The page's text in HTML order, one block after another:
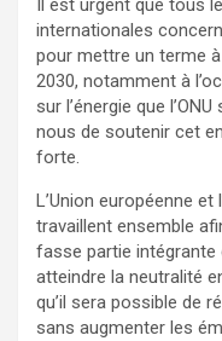
Il est urgent que tous
internationales
pour mettre un terme
2030, notamment à
sur l’énergie que
nous de soutenir cet
forte.
L’Union européenne et
travaillent ensemble
fasse partie intégrante
atteindre la neutralité
qu’il sera possible de
sans augmenter les